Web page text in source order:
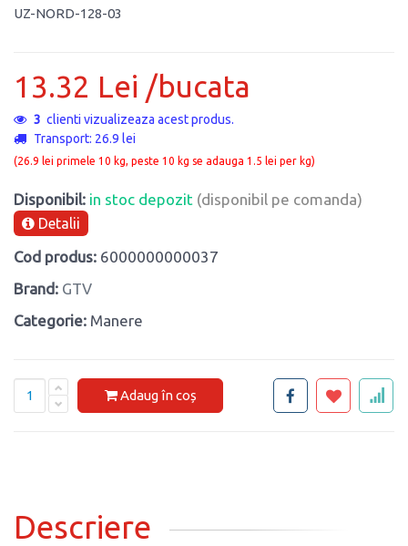
UZ-NORD-128-03
13.32 Lei /bucata
3 clienti vizualizeaza acest produs.
Transport: 26.9 lei
(26.9 lei primele 10 kg, peste 10 kg se adauga 1.5 lei per kg)
Disponibil: in stoc depozit (disponibil pe comanda)
Detalii
Cod produs: 6000000000037
Brand: GTV
Categorie: Manere
Adaug în coș
Descriere